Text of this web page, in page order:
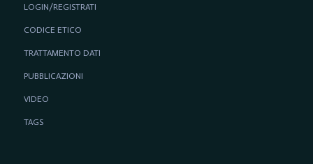
LOGIN/REGISTRATI
CODICE ETICO
TRATTAMENTO DATI
PUBBLICAZIONI
VIDEO
TAGS